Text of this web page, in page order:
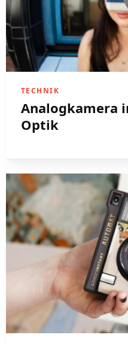
TECHNIK
Analogkamera
Optik